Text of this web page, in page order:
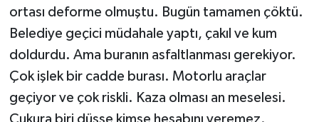
ortası deforme olmuştu. Bugün tamamen çöktü.
Belediye geçici müdahale yaptı, çakıl ve kum
doldurdu. Ama buranın asfaltlanması gerekiyor.
Çok işlek bir cadde burası. Motorlu araçlar
geçiyor ve çok riskli. Kaza olması an meselesi.